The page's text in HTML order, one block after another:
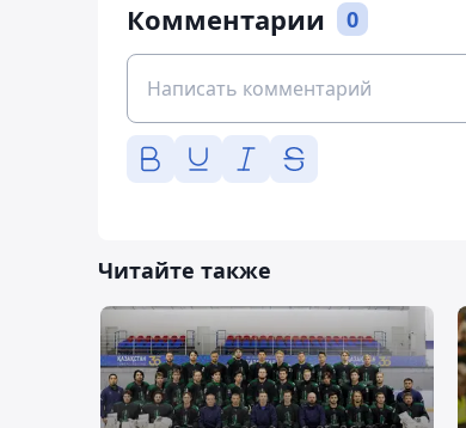
Комментарии 0
Читайте также